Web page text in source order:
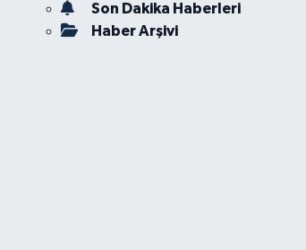
Son Dakika Haberleri
Haber Arşivi